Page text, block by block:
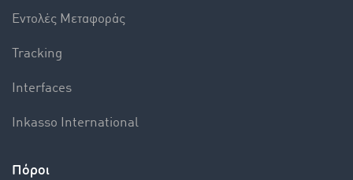
Εντολές Mεταφοράς
Tracking
Interfaces
Inkasso International
Πόροι